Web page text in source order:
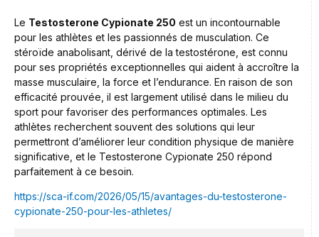
Le Testosterone Cypionate 250 est un incontournable
pour les athlètes et les passionnés de musculation. Ce
stéroïde anabolisant, dérivé de la testostérone, est connu
pour ses propriétés exceptionnelles qui aident à accroître la
masse musculaire, la force et l’endurance. En raison de son
efficacité prouvée, il est largement utilisé dans le milieu du
sport pour favoriser des performances optimales. Les
athlètes recherchent souvent des solutions qui leur
permettront d’améliorer leur condition physique de manière
significative, et le Testosterone Cypionate 250 répond
parfaitement à ce besoin.
https://sca-if.com/2026/05/15/avantages-du-testosterone-
cypionate-250-pour-les-athletes/